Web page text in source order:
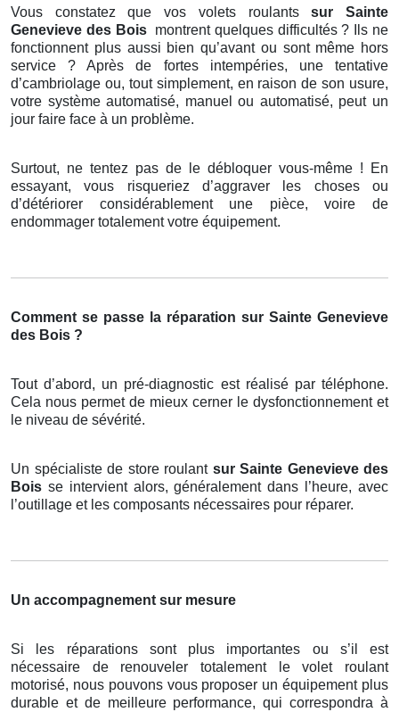
Vous constatez que vos volets roulantssur Sainte
Genevieve des Bois
montrent quelques difficultés ? Ils ne
fonctionnent plus aussi bien qu’avant ou sont même hors
service ? Après de fortes intempéries, une tentative
d’cambriolage ou, tout simplement, en raison de son usure,
votre système automatisé, manuel ou automatisé, peut un
jour faire face à un problème.
Surtout, ne tentez pas de le débloquer vous-même ! En
essayant, vous risqueriez d’aggraver les choses ou
d’détériorer considérablement une pièce, voire de
endommager totalement votre équipement.
Comment se passe la réparation sur Sainte Genevieve
des Bois ?
Tout d’abord, un pré-diagnostic est réalisé par téléphone.
Cela nous permet de mieux cerner le dysfonctionnement et
le niveau de sévérité.
Un spécialiste de store roulant sur Sainte Genevieve des
Bois se intervient alors, généralement dans l’heure, avec
l’outillage et les composants nécessaires pour réparer.
Un accompagnement sur mesure
Si les réparations sont plus importantes ou s’il est
nécessaire de renouveler totalement le volet roulant
motorisé, nous pouvons vous proposer un équipement plus
durable et de meilleure performance, qui correspondra à